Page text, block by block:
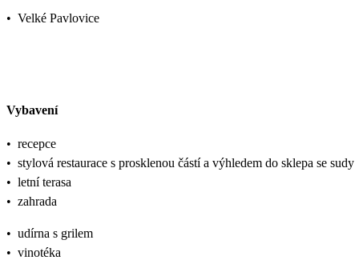
• Velké Pavlovice
Vybavení
• recepce
• stylová restaurace s prosklenou částí a výhledem do sklepa se sudy
• letní terasa
• zahrada
• udírna s grilem
• vinotéka